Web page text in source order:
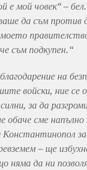
е мой човек“ –
да съм против
съм подкупен.“
на
войски, ние се
за да
обаче сме напълно
за
– ще
няма да ни